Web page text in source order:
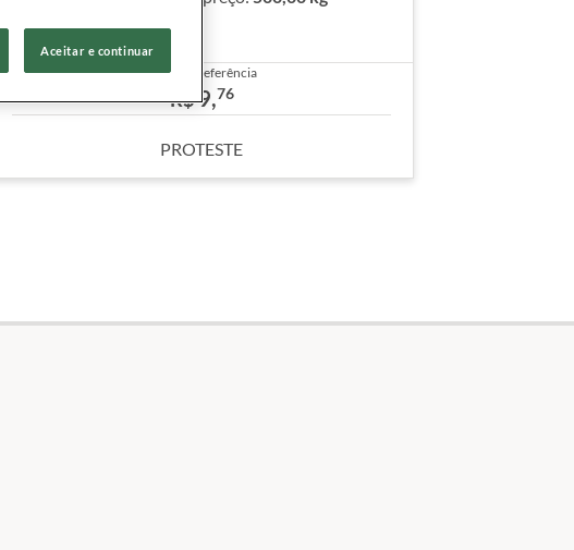
Outras características
Preço de referência
R$9,76
PROTESTE
Aceitar e continuar